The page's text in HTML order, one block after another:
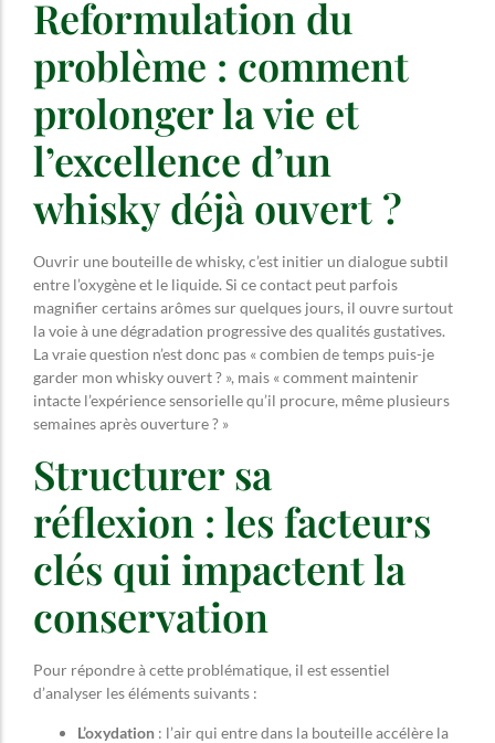
Reformulation du
problème : comment
prolonger la vie et
l’excellence d’un
whisky déjà ouvert ?
Ouvrir une bouteille de whisky, c’est initier un dialogue subtil
entre l’oxygène et le liquide. Si ce contact peut parfois
magnifier certains arômes sur quelques jours, il ouvre surtout
la voie à une dégradation progressive des qualités gustatives.
La vraie question n’est donc pas « combien de temps puis-je
garder mon whisky ouvert ? », mais « comment maintenir
intacte l’expérience sensorielle qu’il procure, même plusieurs
semaines après ouverture ? »
Structurer sa
réflexion : les facteurs
clés qui impactent la
conservation
Pour répondre à cette problématique, il est essentiel
d’analyser les éléments suivants :
L’oxydation : l’air qui entre dans la bouteille accélère la